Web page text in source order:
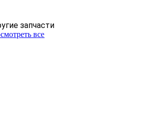
запчасти
все